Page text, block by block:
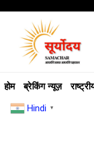
होम ब्रेकिंग न्यूज़
Hindi ▼